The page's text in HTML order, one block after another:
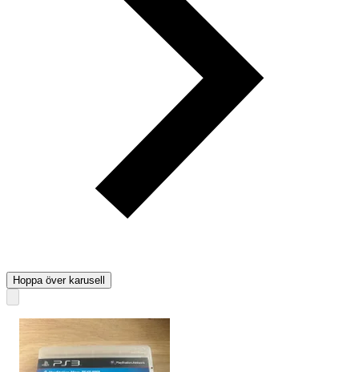
Hoppa över karusell